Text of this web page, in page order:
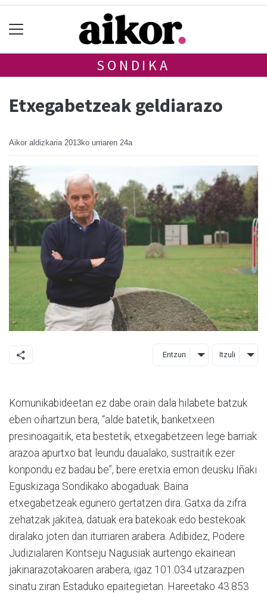
SONDIKA
Etxegabetzeak geldiarazo
Aikor aldizkaria 2013ko urriaren 24a
Entzun Itzuli
Komunikabideetan ez dabe orain dala hilabete batzuk
eben oihartzun bera, “alde batetik, banketxeen
presinoagaitik, eta bestetik, etxegabetzeen lege barriak
arazoa apurtxo bat leundu daualako, sustraitik ezer
konpondu ez badau be”, bere eretxia emon deusku Iñaki
Eguskizaga Sondikako abogaduak. Baina
etxegabetzeak egunero gertatzen dira. Gatxa da zifra
zehatzak jakitea, datuak era batekoak edo bestekoak
diralako joten dan iturriaren arabera. Adibidez, Podere
Judizialaren Kontseju Nagusiak aurtengo ekainean
jakinarazotakoaren arabera, igaz 101.034 utzarazpen
sinatu ziran Estaduko epaitegietan. Hareetako 43.853